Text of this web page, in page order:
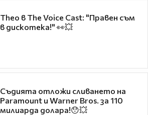
Theo в The Voice Cast: "Правен съм
в дискотека!" 👀💥
Съдията отложи сливането на
Paramount и Warner Bros. за 110
милиарда долара!😯💥